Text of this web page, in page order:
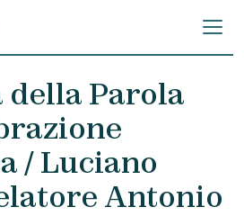
Parola
/ Luciano
Antonio